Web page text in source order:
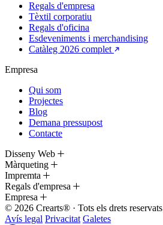
Regals d'empresa
Tèxtil corporatiu
Regals d'oficina
Esdeveniments i merchandising
Catàleg 2026 complet
Empresa
Qui som
Projectes
Blog
Demana pressupost
Contacte
Disseny Web
Màrqueting
Impremta
Regals d'empresa
Empresa
© 2026 Crearts® · Tots els drets reservats
Avís legal Privacitat Galetes